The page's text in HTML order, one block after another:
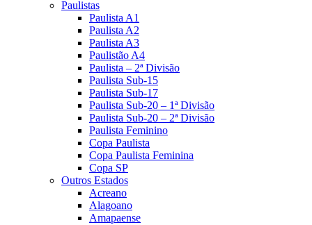
Paulistas
Paulista A1
Paulista A2
Paulista A3
Paulistão A4
Paulista – 2ª Divisão
Paulista Sub-15
Paulista Sub-17
Paulista Sub-20 – 1ª Divisão
Paulista Sub-20 – 2ª Divisão
Paulista Feminino
Copa Paulista
Copa Paulista Feminina
Copa SP
Outros Estados
Acreano
Alagoano
Amapaense